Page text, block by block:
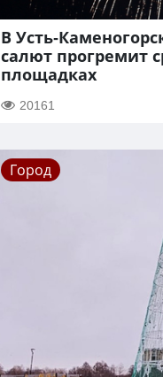
В Усть-
салют прогремит
площадках
20161
Город